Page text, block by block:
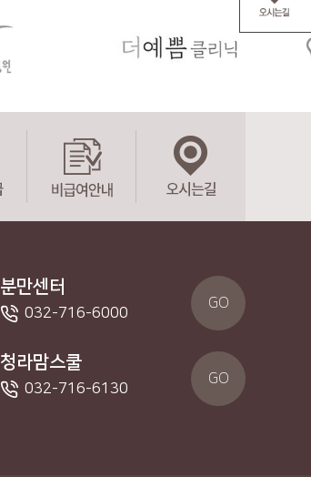
분만센터
032-716-6000
GO
청라맘스쿨
032-716-6130
GO